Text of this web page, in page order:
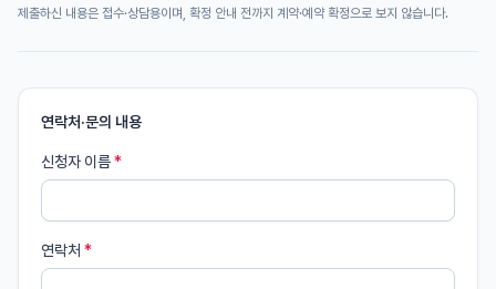
제출하신 내용은 접수·상담용이며, 확정 안내 전까지 계약·예약 확정으로 보지 않습니다.
연락처·문의 내용
신청자 이름*
연락처 *